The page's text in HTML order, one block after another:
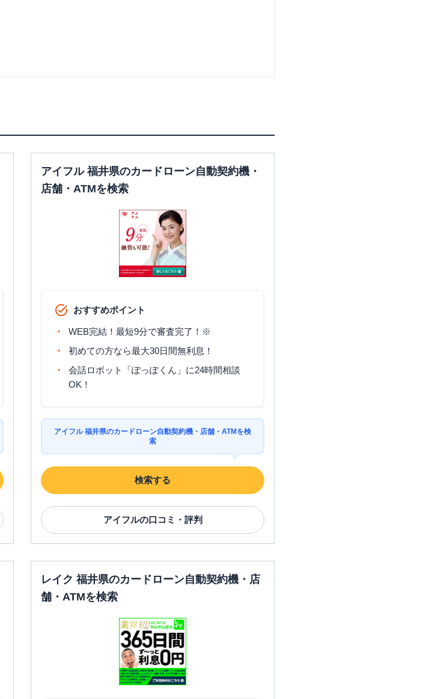
アイフル 福井県のカードローン自動契約機・
店舗・ATMを検索
おすすめポイント
WEB完結！最短9分で審査完了！※
初めての方なら最大30日間無利息！
会話ロボット「ぽっぽくん」に24時間相談
OK！
アイフル 福井県のカードローン自動契約機・店舗・ATMを検
索
検索する
アイフルの口コミ・評判
レイク 福井県のカードローン自動契約機・店
舗・ATMを検索